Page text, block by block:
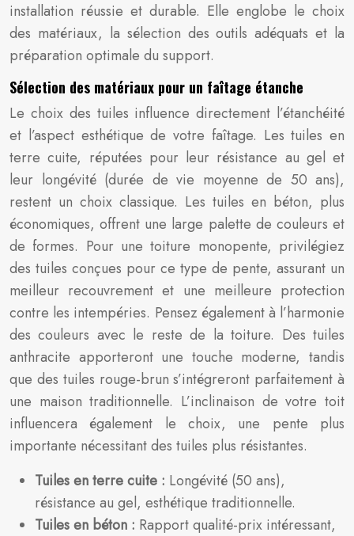
installation réussie et durable. Elle englobe le choix
des matériaux, la sélection des outils adéquats et la
préparation optimale du support.
Sélection des matériaux pour un faîtage étanche
Le choix des tuiles influence directement l’étanchéité
et l’aspect esthétique de votre faîtage. Les tuiles en
terre cuite, réputées pour leur résistance au gel et
leur longévité (durée de vie moyenne de 50 ans),
restent un choix classique. Les tuiles en béton, plus
économiques, offrent une large palette de couleurs et
de formes. Pour une toiture monopente, privilégiez
des tuiles conçues pour ce type de pente, assurant un
meilleur recouvrement et une meilleure protection
contre les intempéries. Pensez également à l’harmonie
des couleurs avec le reste de la toiture. Des tuiles
anthracite apporteront une touche moderne, tandis
que des tuiles rouge-brun s’intégreront parfaitement à
une maison traditionnelle. L’inclinaison de votre toit
influencera également le choix, une pente plus
importante nécessitant des tuiles plus résistantes.
Tuiles en terre cuite : Longévité (50 ans),
résistance au gel, esthétique traditionnelle.
Tuiles en béton : Rapport qualité-prix intéressant,